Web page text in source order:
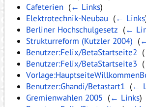
Cafeterien‎ (← Links)
Elektrotechnik-Neubau (← Links
Berliner Hochschulgesetz (←
Strukturreform (Kutzler 2004) (
Benutzer:Felix/BetaStartseite2 (
Benutzer:Felix/BetaStartseite3 (
Benutzer:Ghandi/Betastart1 (←
Gremienwahlen 2005 (← Links)